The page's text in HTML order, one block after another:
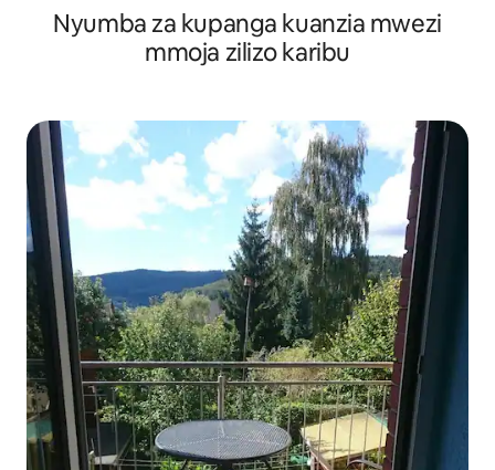
Nyumba za kupanga kuanzia mwezi
mmoja zilizo karibu